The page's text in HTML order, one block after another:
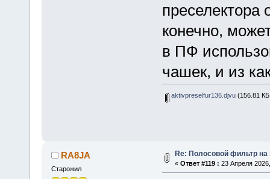
конечно,
в ПФ
чашек, и из
aktivpreselfur136.djvu(156.81 КБ
RA8JA
Старожил
Re: Полосовой фильтр на
« Ответ #119 : 23 Апреля